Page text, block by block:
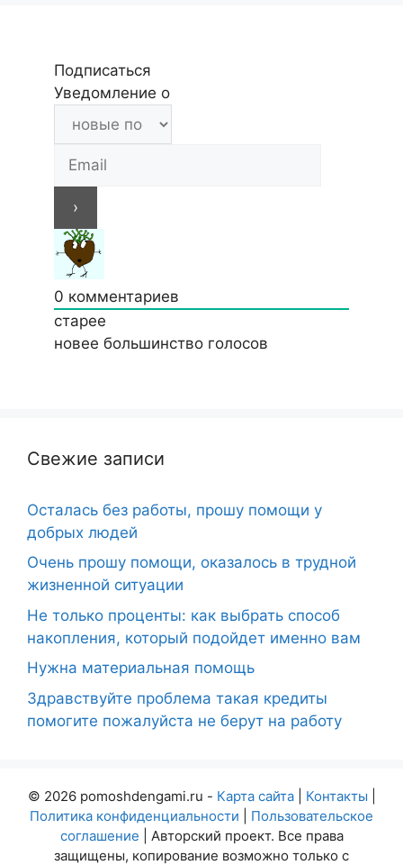
Подписаться
Уведомление о
0 комментариев
старее
новее большинство голосов
Свежие записи
Осталась без работы, прошу помощи у
добрых людей
Очень прошу помощи, оказалось в трудной
жизненной ситуации
Не только проценты: как выбрать способ
накопления, который подойдет именно вам
Нужна материальная помощь
Здравствуйте проблема такая кредиты
помогите пожалуйста не берут на работу
© 2026 pomoshdengami.ru - Карта сайта| Контакты
Политика конфиденциальности
Пользовательское
соглашение | Авторский проект. Все права
защищены, копирование возможно только с